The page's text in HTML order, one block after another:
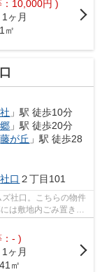
10,000円 )
1ヶ月
㎡
社 」駅 徒歩10分
」駅 徒歩20分
藤が丘 」駅 徒歩28
社口 ２丁目101
社口。こちらの物件
は敷地内ごみ置き
- )
1ヶ月
㎡